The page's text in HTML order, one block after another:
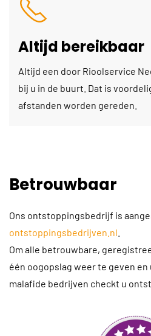
Altijd bereikbaar
Altijd een door Rioolservice
bij u in de buurt. Dat is
afstanden worden gereden.
Betrouwbaar
Ons ontstoppingsbedrijf is
ontstoppingsbedrijven.nl
Om alle betrouwbare,
één oogopslag weer te geven
malafide bedrijven checkt u